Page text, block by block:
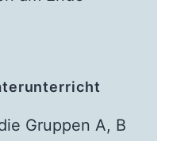
Gruppen A, B